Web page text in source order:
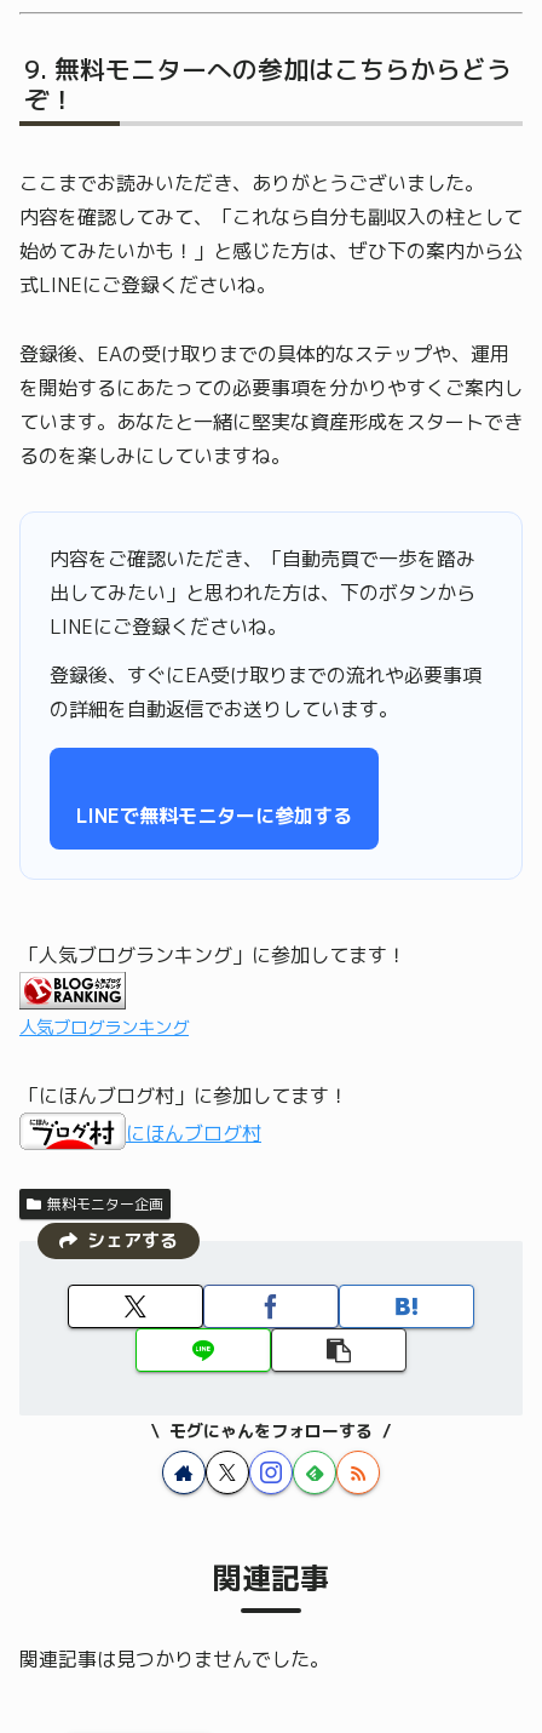
無料モニターへの参加はこちらからどう
ぞ！
ここまでお読みいただき、ありがとうございました。
内容を確認してみて、「これなら自分も副収入の柱として
始めてみたいかも！」と感じた方は、ぜひ下の案内から公
式LINEにご登録くださいね。
登録後、EAの受け取りまでの具体的なステップや、運用
を開始するにあたっての必要事項を分かりやすくご案内し
ています。あなたと一緒に堅実な資産形成をスタートでき
るのを楽しみにしていますね。
内容をご確認いただき、「自動売買で一歩を踏み
出してみたい」と思われた方は、下のボタンから
LINEにご登録くださいね。
登録後、すぐにEA受け取りまでの流れや必要事項
の詳細を自動返信でお送りしています。
LINEで無料モニターに参加する
「人気ブログランキング」に参加してます！
人気ブログランキング
「にほんブログ村」に参加してます！
にほんブログ村
無料モニター企画
シェアする
モグにゃんをフォローする
関連記事
関連記事は見つかりませんでした。